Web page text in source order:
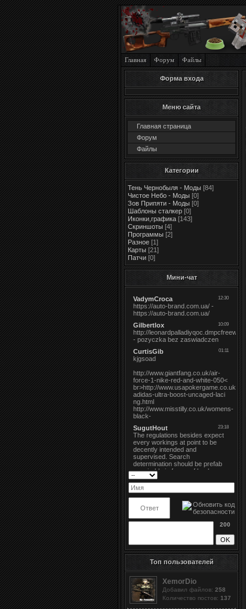
Главная Форум Файлы
Форма входа
Меню сайта
Главная страница
Форум
Файлы
Категории
Тень Чернобыля - Моды [84]
Чистое Небо - Моды [0]
Зов Припяти - Моды [0]
Шаблоны сталкер [0]
Иконки,графика [143]
Скриншоты [4]
Программы [2]
Разное [1]
Карты [21]
Патчи [0]
Мини-чат
200
Топ пользователей
XemorDio
Добавил файлов: 258
Количество постов: 137